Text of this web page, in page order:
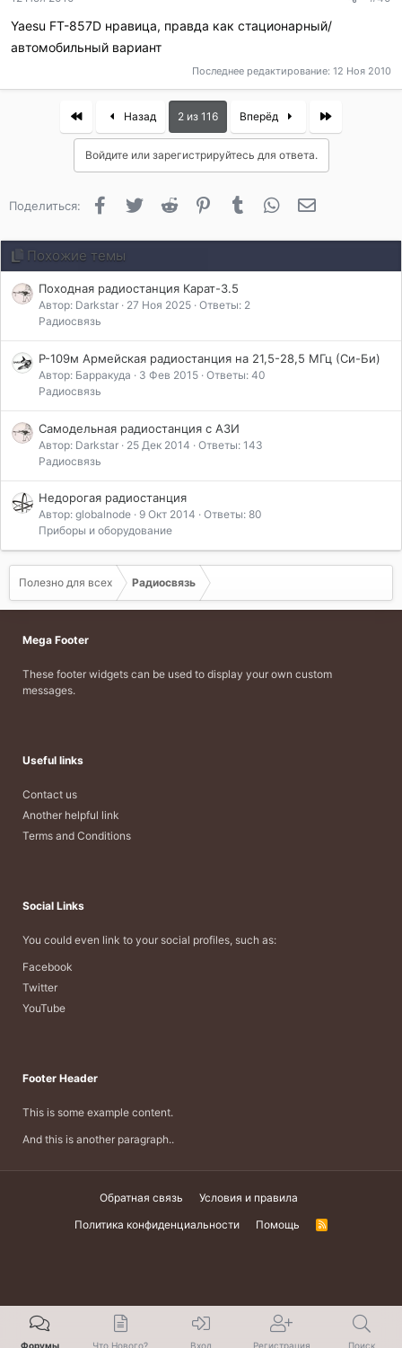
Yaesu FT-857D нравица, правда как стационарный/
автомобильный вариант
Последнее редактирование: 12 Ноя 2010
First Назад 2 из 116 Вперёд Last
Войдите или зарегистрируйтесь для ответа.
Поделиться: FacebookTwitter Reddit PinterestTumblr WhatsApp
Похожие темы
Походная радиостанция Карат-3.5
Автор: Darkstar 27 Ноя 2025 Ответы: 2
Радиосвязь
Р-109м Армейская радиостанция на 21,5-28,5 МГц (Си-Би)
Автор: Барракуда 3 Фев 2015 Ответы: 40
Радиосвязь
Самодельная радиостанция с АЗИ
Автор: Darkstar 25 Дек 2014
Ответы: 143
Радиосвязь
Недорогая радиостанция
Автор: globalnode 9 Окт 2014
Ответы: 80
Приборы и оборудование
Полезно для всех Радиосвязь
Mega Footer
These footer widgets can be used to display your own custom
messages.
Useful links
Contact us
Another helpful link
Terms and Conditions
Social Links
You could even link to your social profiles, such as:
Facebook
Twitter
YouTube
Footer Header
This is some example content.
And this is another paragraph..
Обратная связь
Условия и правила
Политика конфиденциальности
Помощь
R
Форумы Что Нового? Вход Регистрация Поиск